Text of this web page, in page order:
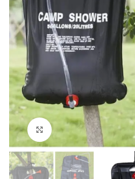
Büyütmek için tıklayın